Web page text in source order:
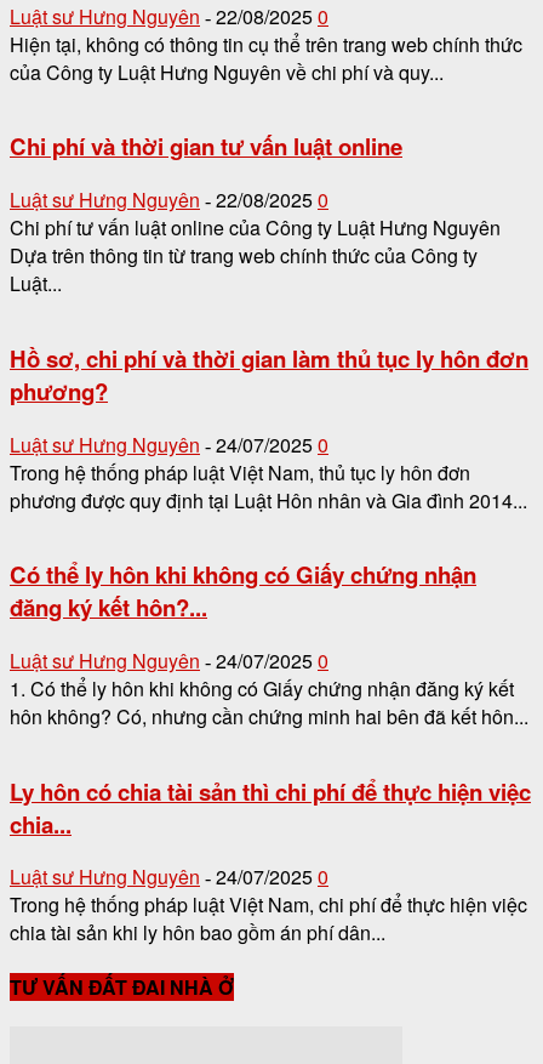
Luật sư Hưng Nguyên - 22/08/20250
Hiện tại, không có thông tin cụ thể trên trang web chính thức
của Công ty Luật Hưng Nguyên về chi phí và quy...
Chi phí và thời gian tư vấn luật online
Luật sư Hưng Nguyên - 22/08/20250
Chi phí tư vấn luật online của Công ty Luật Hưng Nguyên
Dựa trên thông tin từ trang web chính thức của Công ty
Luật...
Hồ sơ, chi phí và thời gian làm thủ tục ly hôn đơn
phương?
Luật sư Hưng Nguyên - 24/07/20250
Trong hệ thống pháp luật Việt Nam, thủ tục ly hôn đơn
phương được quy định tại Luật Hôn nhân và Gia đình 2014...
Có thể ly hôn khi không có Giấy chứng nhận
đăng ký kết hôn?...
Luật sư Hưng Nguyên - 24/07/20250
1. Có thể ly hôn khi không có Giấy chứng nhận đăng ký kết
hôn không? Có, nhưng cần chứng minh hai bên đã kết hôn...
Ly hôn có chia tài sản thì chi phí để thực hiện việc
chia...
Luật sư Hưng Nguyên - 24/07/20250
Trong hệ thống pháp luật Việt Nam, chi phí để thực hiện việc
chia tài sản khi ly hôn bao gồm án phí dân...
TƯ VẤN ĐẤT ĐAI NHÀ Ở